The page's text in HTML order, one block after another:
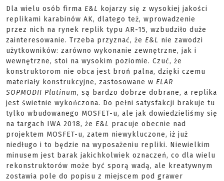
Dla wielu osób firma E&L kojarzy się z wysokiej jakości
replikami karabinów AK, dlatego też, wprowadzenie
przez nich na rynek replik typu AR-15, wzbudziło duże
zainteresowanie. Trzeba przyznać, że E&L nie zawodzi
użytkowników: zarówno wykonanie zewnętrzne, jak i
wewnętrzne, stoi na wysokim poziomie. Czuć, że
konstruktorom nie obca jest broń palna, dzięki czemu
materiały konstrukcyjne, zastosowane w ELAR
SOPMODII Platinum, są bardzo dobrze dobrane, a replika
jest świetnie wykończona. Do pełni satysfakcji brakuje tu
tylko wbudowanego MOSFET-u, ale jak dowiedzieliśmy się
na targach IWA 2018, że E&L pracuje obecnie nad
projektem MOSFET-u, zatem niewykluczone, iż już
niedługo i to będzie na wyposażeniu repliki. Niewielkim
minusem jest barak jakichkolwiek oznaczeń, co dla wielu
rekonstruktorów może być sporą wadą, ale kreatywnym
zostawia pole do popisu z miejscem pod grawer